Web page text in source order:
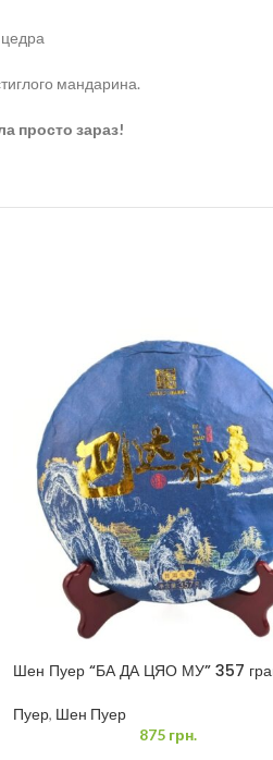
мандарина.
просто зараз!
Шен Пуер “БА ДА ЦЯО МУ” 357
Пуер, Шен Пуер
875 грн.